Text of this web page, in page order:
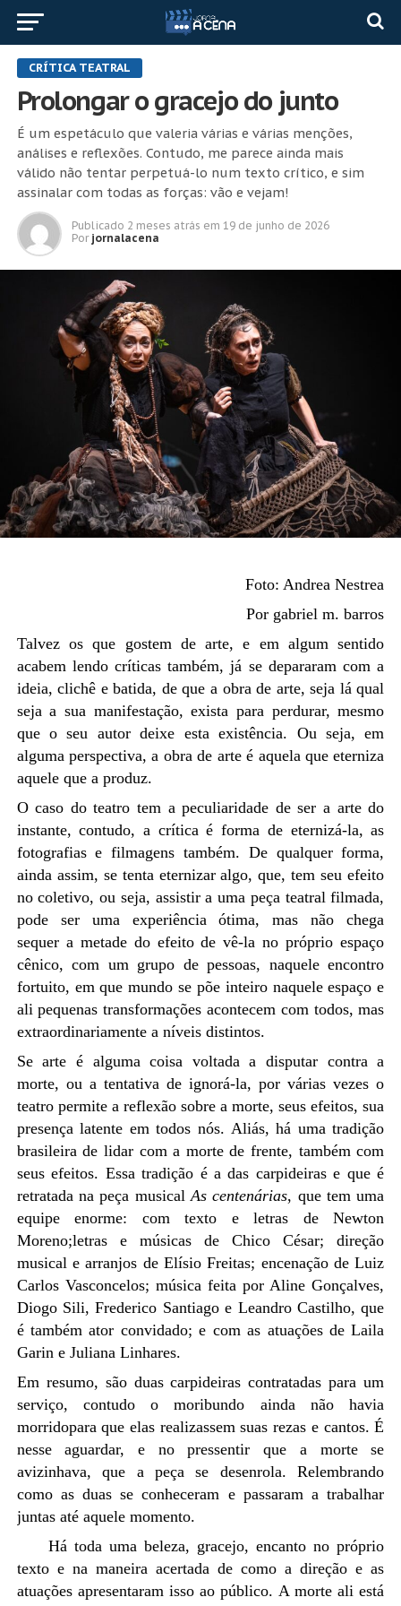
CRÍTICA TEATRAL
Prolongar o gracejo do junto
É um espetáculo que valeria várias e várias menções,
análises e reflexões. Contudo, me parece ainda mais
válido não tentar perpetuá-lo num texto crítico, e sim
assinalar com todas as forças: vão e vejam!
Publicado 2 meses atrás em 19 de junho de 2026
Por jornalacena
Foto: Andrea Nestrea
Por gabriel m. barros
Talvez os que gostem de arte, e em algum sentido
acabem lendo críticas também, já se depararam com a
ideia, clichê e batida, de que a obra de arte, seja lá qual
seja a sua manifestação, exista para perdurar, mesmo
que o seu autor deixe esta existência. Ou seja, em
alguma perspectiva, a obra de arte é aquela que eterniza
aquele que a produz.
O caso do teatro tem a peculiaridade de ser a arte do
instante, contudo, a crítica é forma de eternizá-la, as
fotografias e filmagens também. De qualquer forma,
ainda assim, se tenta eternizar algo, que, tem seu efeito
no coletivo, ou seja, assistir a uma peça teatral filmada,
pode ser uma experiência ótima, mas não chega
sequer a metade do efeito de vê-la no próprio espaço
cênico, com um grupo de pessoas, naquele encontro
fortuito, em que mundo se põe inteiro naquele espaço e
ali pequenas transformações acontecem com todos, mas
extraordinariamente a níveis distintos.
Se arte é alguma coisa voltada a disputar contra a
morte, ou a tentativa de ignorá-la, por várias vezes o
teatro permite a reflexão sobre a morte, seus efeitos, sua
presença latente em todos nós. Aliás, há uma tradição
brasileira de lidar com a morte de frente, também com
seus efeitos. Essa tradição é a das carpideiras e que é
retratada na peça musical As centenárias, que tem uma
equipe enorme:
com texto e letras de Newton
Moreno;letras e músicas de Chico César;
direção
musical e arranjos de Elísio Freitas; encenação de Luiz
Carlos Vasconcelos; música feita por Aline Gonçalves,
Diogo Sili, Frederico Santiago e Leandro Castilho, que
é também ator convidado; e com as atuações de Laila
Garin e Juliana Linhares.
Em resumo, são duas carpideiras contratadas para um
serviço, contudo o moribundo ainda não havia
morridopara que elas realizassem suas rezas e cantos. É
nesse aguardar, e no pressentir que a morte se
avizinhava, que a peça se desenrola. Relembrando
como as duas se conheceram e passaram a trabalhar
juntas até aquele momento.
Há toda uma beleza, gracejo, encanto no próprio
texto e na maneira acertada de como a direção e as
atuações apresentaram isso ao público. A morte ali está